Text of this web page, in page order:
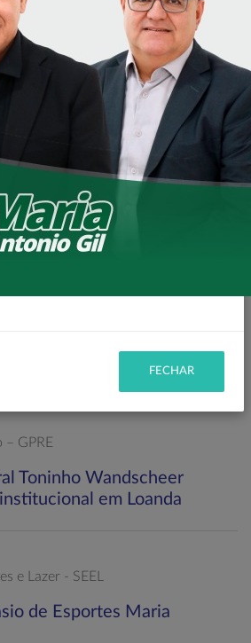
de-empresa-prestacao-
laboratoriais.doc
Clique
para
baixar
– GPRE
Toninho Wandscheer
em Loanda
e Lazer - SEEL
de Esportes Maria
FECHAR